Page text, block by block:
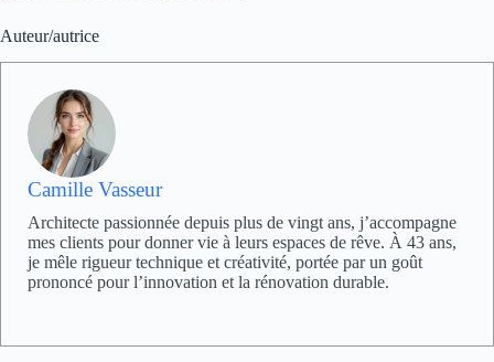
Auteur/autrice
Camille Vasseur
Architecte passionnée depuis plus de vingt ans, j’accompagne
mes clients pour donner vie à leurs espaces de rêve. À 43 ans,
je mêle rigueur technique et créativité, portée par un goût
prononcé pour l’innovation et la rénovation durable.